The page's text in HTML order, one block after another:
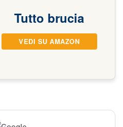
Tutto brucia
VEDI SU AMAZON